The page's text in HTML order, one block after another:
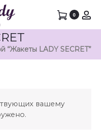
0
“Жакеты LADY SECRET”
вашему